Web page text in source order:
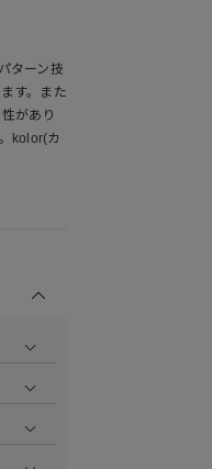
ターン技
す。また
があり
kolor(カ